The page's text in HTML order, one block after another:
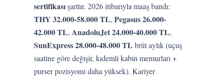
sertifikasışarttır. 2026 itibarıyla maaş bandı:
THY 32.000-58.000 TL,Pegasus 26.000-
42.000 TL, AnadoluJet 24.000-40.000 TL,
SunExpress 28.000-48.000 TL brüt aylık (uçuş
saatine göre değişir, kıdemli kabin memurları +
purser pozisyonu daha yüksek). Kariyer